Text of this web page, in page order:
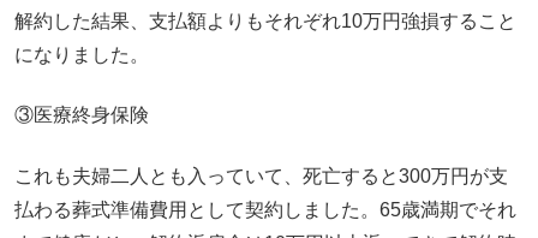
解約した結果、支払額よりもそれぞれ10万円強損すること
になりました。
③医療終身保険
これも夫婦二人とも入っていて、死亡すると300万円が支
払わる葬式準備費用として契約しました。65歳満期でそれ